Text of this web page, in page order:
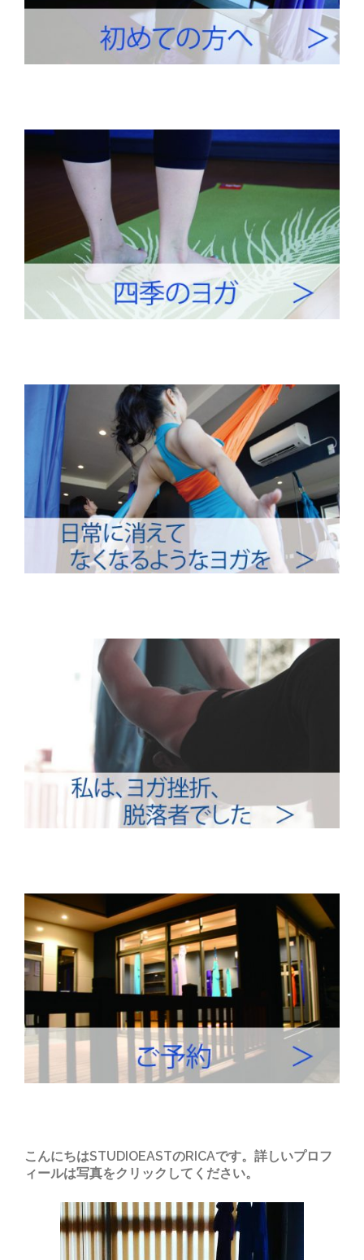
こんにちはSTUDIOEASTのRICAです。詳しいプロフ
ィールは写真をクリックしてください。